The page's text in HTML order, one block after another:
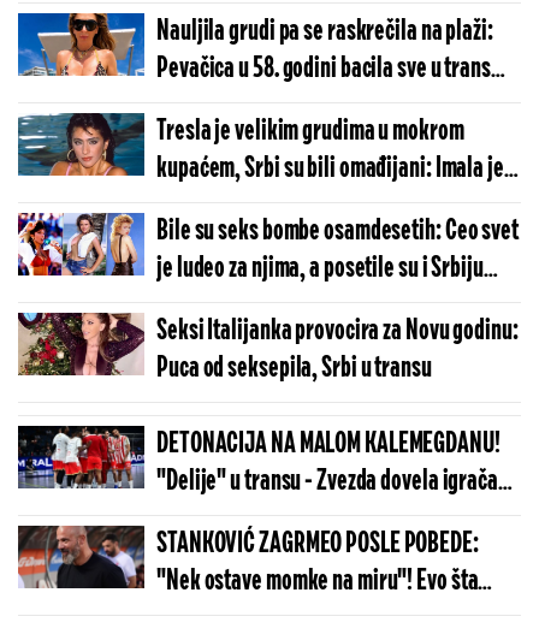
Nauljila grudi pa se raskrečila na plaži:
Pevačica u 58. godini bacila sve u trans
(FOTO)
Tresla je velikim grudima u mokrom
kupaćem, Srbi su bili omađijani: Imala je
užasan odnos sa ocem, a i danas kida kako
izgleda
Bile su seks bombe osamdesetih: Ceo svet
je ludeo za njima, a posetile su i Srbiju
(FOTO)
Seksi Italijanka provocira za Novu godinu:
Puca od seksepila, Srbi u transu
DETONACIJA NA MALOM KALEMEGDANU!
"Delije" u transu - Zvezda dovela igrača
Real Madrida!
STANKOVIĆ ZAGRMEO POSLE POBEDE:
"Nek ostave momke na miru"! Evo šta
kaže o isključenju golmana!